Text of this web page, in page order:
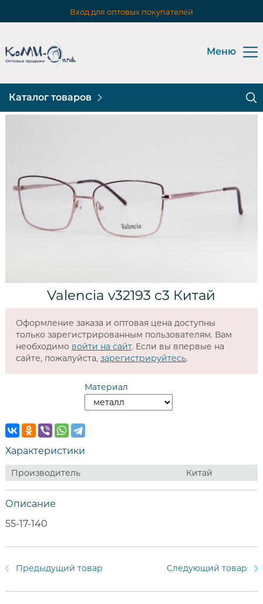
Вход для оптовых покупателей
Меню
Каталог товаров
Valencia v32193 c3 Китай
Оформление заказа и оптовая цена доступны
только зарегистрированным пользователям. Вам
необходимо войти на сайт. Если вы впервые на
сайте, пожалуйста, зарегистрируйтесь.
Материал
Характеристики
Производитель Китай
Описание
55-17-140
Предыдущий товар Следующий товар